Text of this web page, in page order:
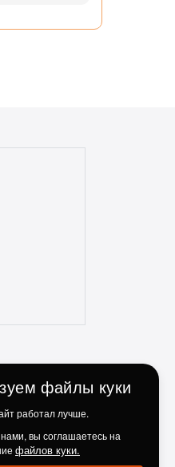
файлы куки
работал лучше.
вы соглашаетесь на
файлов куки.